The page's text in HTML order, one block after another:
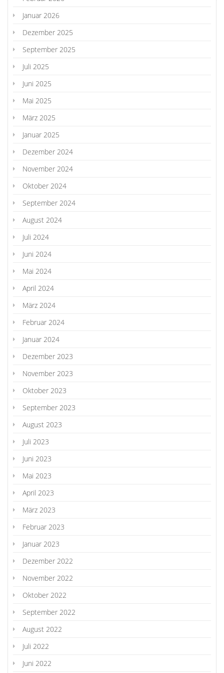
Januar 2026
Dezember 2025
September 2025
Juli 2025
Juni 2025
Mai 2025
März 2025
Januar 2025
Dezember 2024
November 2024
Oktober 2024
September 2024
August 2024
Juli 2024
Juni 2024
Mai 2024
April 2024
März 2024
Februar 2024
Januar 2024
Dezember 2023
November 2023
Oktober 2023
September 2023
August 2023
Juli 2023
Juni 2023
Mai 2023
April 2023
März 2023
Februar 2023
Januar 2023
Dezember 2022
November 2022
Oktober 2022
September 2022
August 2022
Juli 2022
Juni 2022